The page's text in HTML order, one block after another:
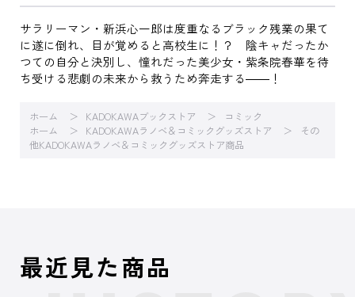
サラリーマン・新浜心一郎は度重なるブラック残業の果て
に遂に倒れ、目が覚めると高校生に！？ 陰キャだったか
つての自分と決別し、憧れだった美少女・紫条院春華を待
ち受ける悲劇の未来から救うため奔走する――！
ホーム KADOKAWAブックストア
コミック
ホーム
KADOKAWAラノベ＆コミックグッズストア
その
他KADOKAWAラノベ＆コミックグッズストア商品
最近見た商品